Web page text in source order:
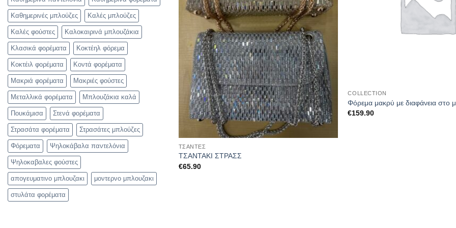
Καθημερινές μπλούζες Καλές μπλούζες
Καλές φούστες Καλοκαιρινά μπλουζάκια
Κλασικά φορέματα Κοκτέηλ φόρεμα
Κοκτέιλ φορέματα Κοντά φορέματα
Μακριά φορέματα Μακριές φούστες
Μεταλλικά φορέματα Μπλουζάκια καλά
Πουκάμισα Στενά φορέματα
Στρασάτα φορέματα Στρασάτες μπλούζες
Φόρεματα Ψηλοκάβαλα παντελόνια
Ψηλοκαβαλες φούστες
απογευματινο μπλουζακι μοντερνο μπλουζακι
στυλάτα φορέματα
ΤΣΆΝΤΕΣ
ΤΣΑΝΤΑΚΙ ΣΤΡΑΣΣ
€65.90
COLLECTION
Φόρεμα μακρύ με διαφάνεια στο
€159.90